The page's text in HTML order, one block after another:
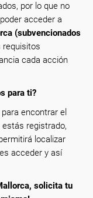
por lo que no
acceder a
(subvencionados
requisitos
cada acción
para ti?
encontrar el
registrado,
localizar
acceder y así
solicita tu